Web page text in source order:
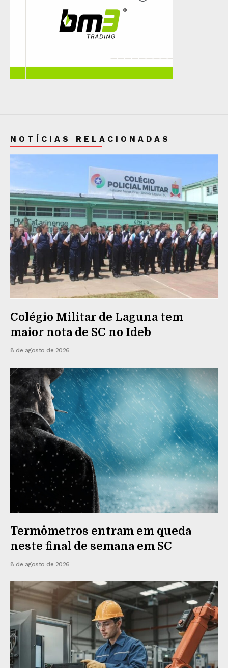
NOTÍCIAS RELACIONADAS
Colégio Militar de Laguna tem
maior nota de SC no Ideb
8 de agosto de 2026
Termômetros entram em queda
neste final de semana em SC
8 de agosto de 2026